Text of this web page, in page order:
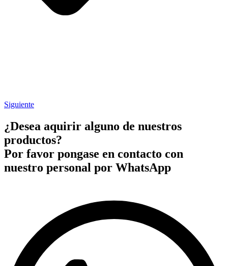
Siguiente
¿Desea aquirir alguno de nuestros
productos?
Por favor pongase en contacto con
nuestro personal por WhatsApp